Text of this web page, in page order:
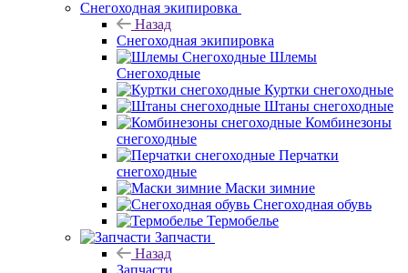
Снегоходная экипировка
Назад
Снегоходная экипировка
Шлемы
Снегоходные
Куртки снегоходные
Штаны снегоходные
Комбинезоны
снегоходные
Перчатки
снегоходные
Маски зимние
Снегоходная обувь
Термобелье
Запчасти
Назад
Запчасти